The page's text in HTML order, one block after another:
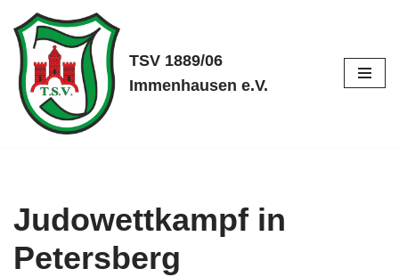
Zum
Inhalt
springen
TSV 1889/06
Immenhausen e.V.
Judowettkampf in
Petersberg